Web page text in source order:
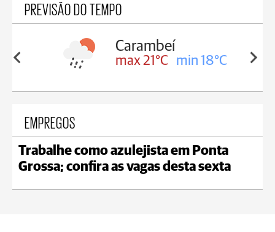
PREVISÃO DO TEMPO
18°C
Carambeí
max 21°C min 18°C
EMPREGOS
Trabalhe como azulejista em Ponta
Grossa; confira as vagas desta sexta